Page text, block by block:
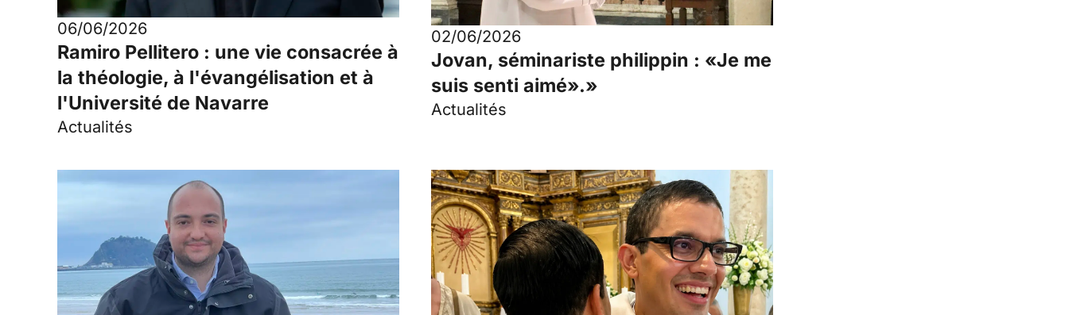
06/06/2026
Ramiro Pellitero : une vie consacrée à
la théologie, à l'évangélisation et à
l'Université de Navarre
Actualités
02/06/2026
Jovan, séminariste philippin : «Je me
suis senti aimé».»
Actualités